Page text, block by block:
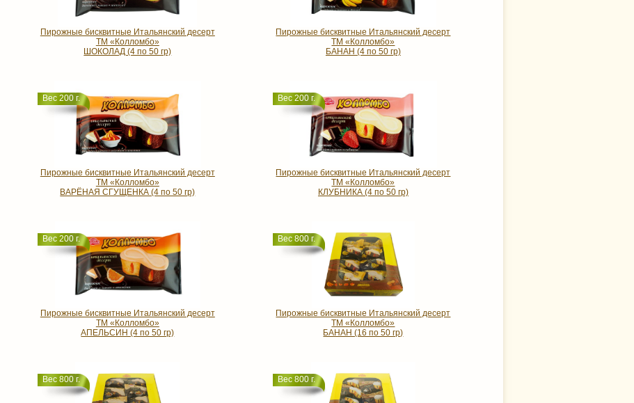
Пирожные бисквитные Итальянский десерт
ТМ «Колломбо»
ШОКОЛАД (4 по 50 гр)
Пирожные бисквитные Итальянский десерт
ТМ «Колломбо»
БАНАН (4 по 50 гр)
Вес 200 г.
Пирожные бисквитные Итальянский десерт
ТМ «Колломбо»
ВАРЁНАЯ СГУЩЕНКА (4 по 50 гр)
Вес 200 г.
Пирожные бисквитные Итальянский десерт
ТМ «Колломбо»
КЛУБНИКА (4 по 50 гр)
Вес 200 г.
Пирожные бисквитные Итальянский десерт
ТМ «Колломбо»
АПЕЛЬСИН (4 по 50 гр)
Вес 800 г.
Пирожные бисквитные Итальянский десерт
ТМ «Колломбо»
БАНАН (16 по 50 гр)
Вес 800 г. Вес 800 г.